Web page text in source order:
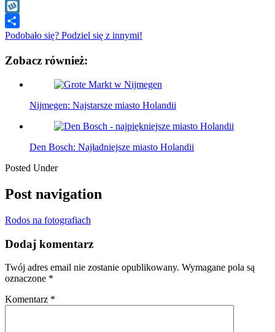
WhatsApp
Wykop
Podobało się? Podziel się z innymi!
Zobacz również:
Nijmegen: Najstarsze miasto Holandii
Den Bosch: Najładniejsze miasto Holandii
Posted Under
Post navigation
Rodos na fotografiach
Dodaj komentarz
Twój adres email nie zostanie opublikowany. Wymagane pola są
oznaczone *
Komentarz *